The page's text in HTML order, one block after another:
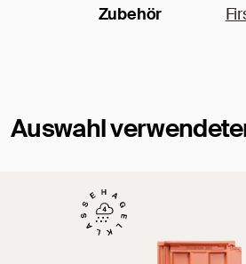
Zubehör
Auswahl